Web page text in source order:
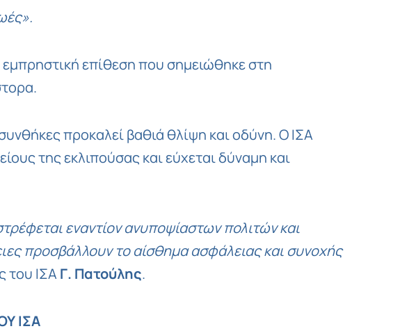
επίθεση που σημειώθηκε στη
προκαλεί βαθιά θλίψη και οδύνη. Ο ΙΣΑ
της εκλιπούσας και εύχεται δύναμη και
εναντίον ανυποψίαστων πολιτών και
προσβάλλουν το αίσθημα ασφάλειας και συνοχής
του ΙΣΑ Γ. Πατούλης.
ΙΣΑ